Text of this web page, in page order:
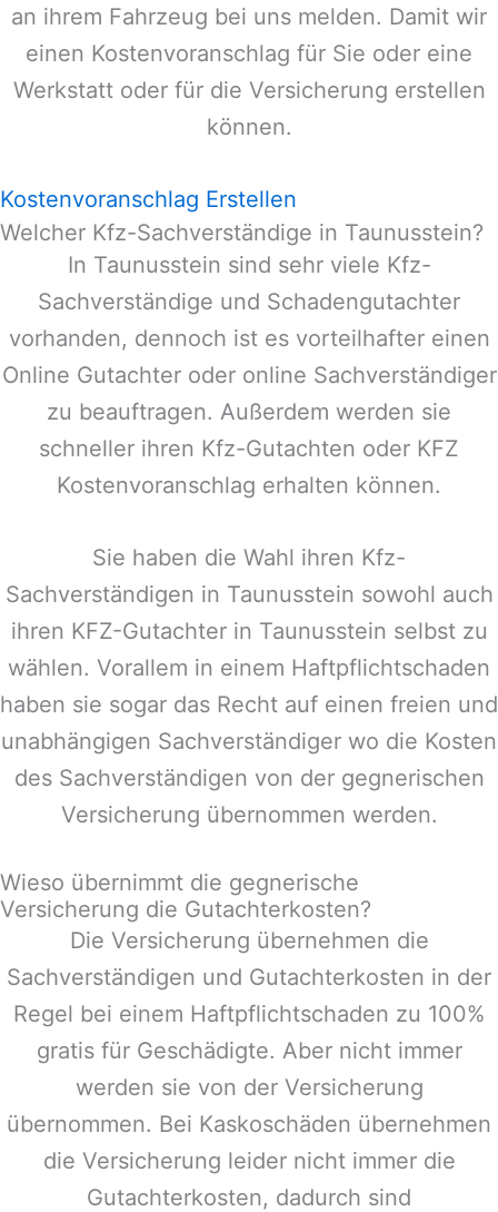
an ihrem Fahrzeug bei uns melden. Damit wir
einen Kostenvoranschlag für Sie oder eine
Werkstatt oder für die Versicherung erstellen
können.
Kostenvoranschlag Erstellen
Welcher Kfz-Sachverständige in Taunusstein?
In Taunusstein sind sehr viele Kfz-
Sachverständige und Schadengutachter
vorhanden, dennoch ist es vorteilhafter einen
Online Gutachter oder online Sachverständiger
zu beauftragen. Außerdem werden sie
schneller ihren Kfz-Gutachten oder KFZ
Kostenvoranschlag erhalten können.
Sie haben die Wahl ihren Kfz-
Sachverständigen in Taunusstein sowohl auch
ihren KFZ-Gutachter in Taunusstein selbst zu
wählen. Vorallem in einem Haftpflichtschaden
haben sie sogar das Recht auf einen freien und
unabhängigen Sachverständiger wo die Kosten
des Sachverständigen von der gegnerischen
Versicherung übernommen werden.
Wieso übernimmt die gegnerische
Versicherung die Gutachterkosten?
Die Versicherung übernehmen die
Sachverständigen und Gutachterkosten in der
Regel bei einem Haftpflichtschaden zu 100%
gratis für Geschädigte. Aber nicht immer
werden sie von der Versicherung
übernommen. Bei Kaskoschäden übernehmen
die Versicherung leider nicht immer die
Gutachterkosten, dadurch sind